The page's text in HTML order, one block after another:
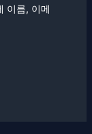
이름, 이메